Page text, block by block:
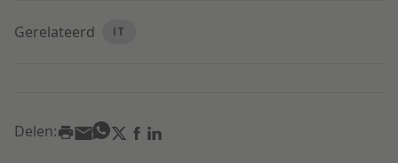
Gerelateerd IT
Delen: